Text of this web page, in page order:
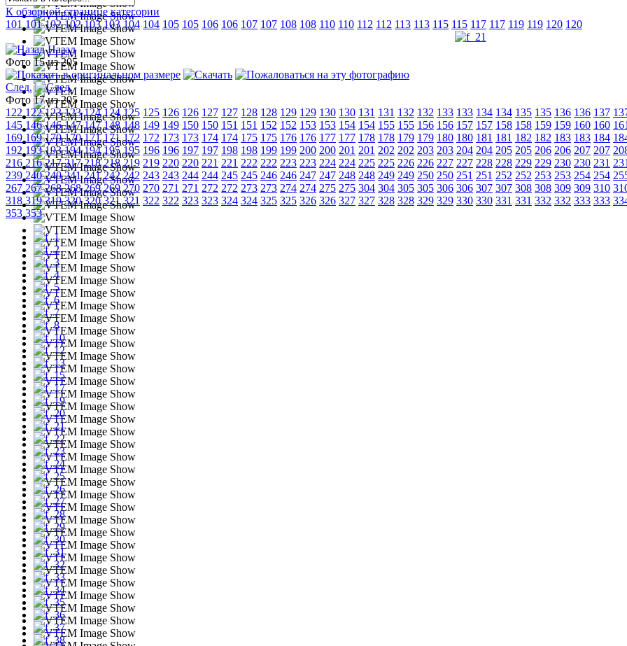
К обзорной странице категории
101 101 102 102 103 103 104 104 105 105 106 106 107 107 108 108 110 110 112 112 113 113 115 115 117 117 119 119 120 120
Назад
Фото 15 из 205
След.
Фото 17 из 205
122 122 123 123 124 124 125 125 126 126 127 127 128 128 129 129 130 130 131 131 132 132 133 133 134 134 135 135 136 136 137
145 146 146 147 147 148 148 149 149 150 150 151 151 152 152 153 153 154 154 155 155 156 156 157 157 158 158 159 159 160 160 161
169 169 170 170 171 171 172 172 173 173 174 174 175 175 176 176 177 177 178 178 179 179 180 180 181 181 182 182 183 183 184
192 193 193 194 194 195 195 196 196 197 197 198 198 199 199 200 200 201 201 202 202 203 203 204 204 205 205 206 206 207 207
216 216 217 217 218 218 219 219 220 220 221 221 222 222 223 223 224 224 225 225 226 226 227 227 228 228 229 229 230 230 231 231
239 240 240 241 241 242 242 243 243 244 244 245 245 246 246 247 247 248 248 249 249 250 250 251 251 252 252 253 253 254 254
267 267 268 268 269 269 270 270 271 271 272 272 273 273 274 274 275 275 304 304 305 305 306 306 307 307 308 308 309 309 310
318 319 319 320 320 321 321 322 322 323 323 324 324 325 325 326 326 327 327 328 328 329 329 330 330 331 331 332 332 333 333
353 353